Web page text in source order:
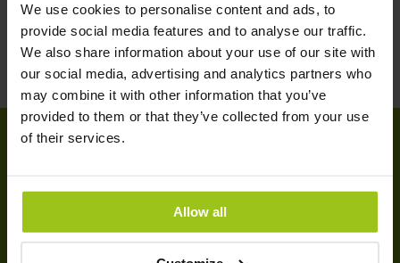
We use cookies to personalise content and ads, to
provide social media features and to analyse our traffic.
We also share information about your use of our site with
our social media, advertising and analytics partners who
may combine it with other information that you’ve
provided to them or that they’ve collected from your use
of their services.
Allow all
levering.Du kan også spore din pakke her.
Levering & retur